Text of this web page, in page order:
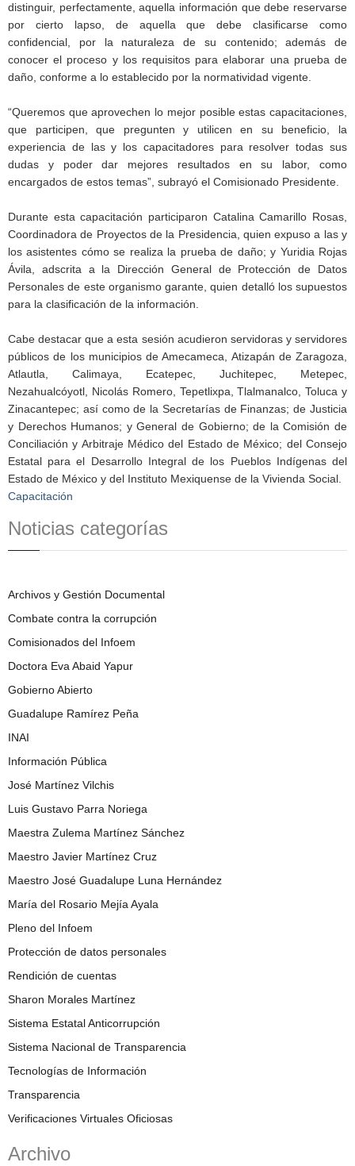
distinguir, perfectamente, aquella información que debe reservarse
por cierto lapso, de aquella que debe clasificarse como
confidencial, por la naturaleza de su contenido; además de
conocer el proceso y los requisitos para elaborar una prueba de
daño, conforme a lo establecido por la normatividad vigente.
“Queremos que aprovechen lo mejor posible estas capacitaciones,
que participen, que pregunten y utilicen en su beneficio, la
experiencia de las y los capacitadores para resolver todas sus
dudas y poder dar mejores resultados en su labor, como
encargados de estos temas”, subrayó el Comisionado Presidente.
Durante esta capacitación participaron Catalina Camarillo Rosas,
Coordinadora de Proyectos de la Presidencia, quien expuso a las y
los asistentes cómo se realiza la prueba de daño; y Yuridia Rojas
Ávila, adscrita a la Dirección General de Protección de Datos
Personales de este organismo garante, quien detalló los supuestos
para la clasificación de la información.
Cabe destacar que a esta sesión acudieron servidoras y servidores
públicos de los municipios de Amecameca, Atizapán de Zaragoza,
Atlautla, Calimaya, Ecatepec, Juchitepec, Metepec,
Nezahualcóyotl, Nicolás Romero, Tepetlixpa, Tlalmanalco, Toluca y
Zinacantepec; así como de la Secretarías de Finanzas; de Justicia
y Derechos Humanos; y General de Gobierno; de la Comisión de
Conciliación y Arbitraje Médico del Estado de México; del Consejo
Estatal para el Desarrollo Integral de los Pueblos Indígenas del
Estado de México y del Instituto Mexiquense de la Vivienda Social.
Capacitación
Noticias categorías
Archivos y Gestión Documental
Combate contra la corrupción
Comisionados del Infoem
Doctora Eva Abaid Yapur
Gobierno Abierto
Guadalupe Ramírez Peña
INAI
Información Pública
José Martínez Vilchis
Luis Gustavo Parra Noriega
Maestra Zulema Martínez Sánchez
Maestro Javier Martínez Cruz
Maestro José Guadalupe Luna Hernández
María del Rosario Mejía Ayala
Pleno del Infoem
Protección de datos personales
Rendición de cuentas
Sharon Morales Martínez
Sistema Estatal Anticorrupción
Sistema Nacional de Transparencia
Tecnologías de Información
Transparencia
Verificaciones Virtuales Oficiosas
Archivo